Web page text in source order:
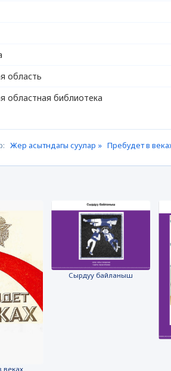
область
областная библиотека
Жер асытндагы суулар » Пребудет в
веках
Сырдуу байланыш